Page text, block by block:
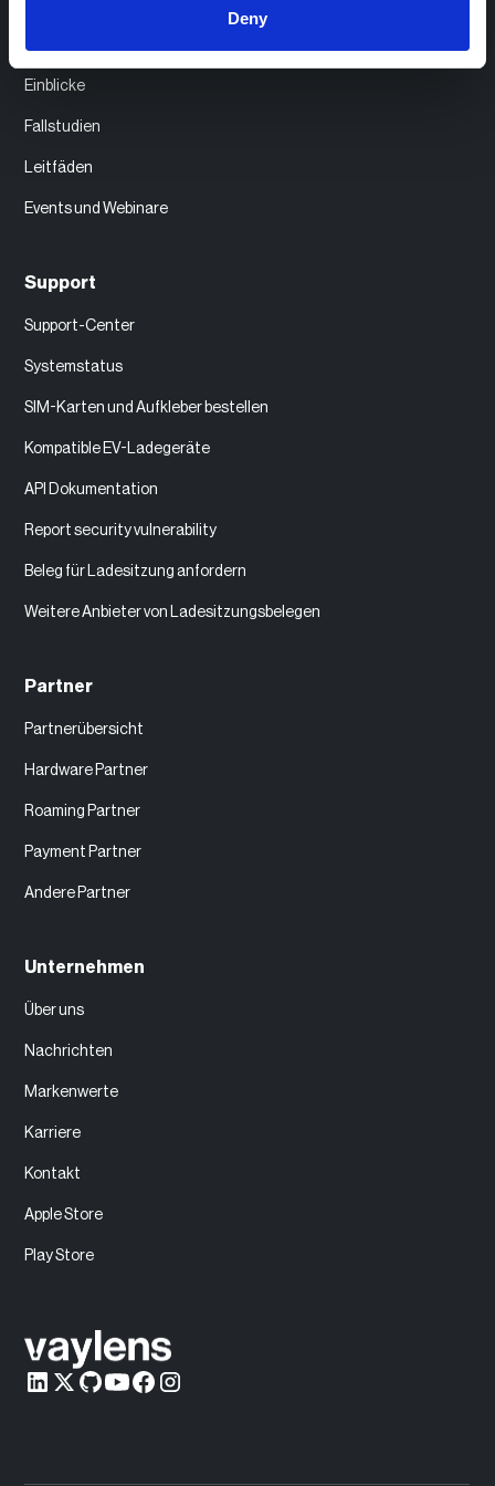
Deny
Einblicke
Fallstudien
Leitfäden
Events und Webinare
Support
Support-Center
Systemstatus
SIM-Karten und Aufkleber bestellen
Kompatible EV-Ladegeräte
API Dokumentation
Report security vulnerability
Beleg für Ladesitzung anfordern
Weitere Anbieter von Ladesitzungsbelegen
Partner
Partnerübersicht
Hardware Partner
Roaming Partner
Payment Partner
Andere Partner
Unternehmen
Über uns
Nachrichten
Markenwerte
Karriere
Kontakt
Apple Store
Play Store